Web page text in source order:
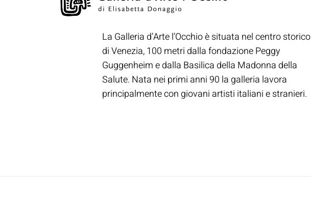
La Galleria d’Arte l’Occhio è situata nel centro storico
di Venezia, 100 metri dalla fondazione Peggy
Guggenheim e dalla Basilica della Madonna della
Salute. Nata nei primi anni 90 la galleria lavora
principalmente con giovani artisti italiani e stranieri.